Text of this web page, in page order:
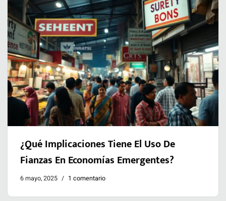
¿Qué Implicaciones Tiene El Uso De
Fianzas En Economías Emergentes?
6 mayo, 2025 1 comentario